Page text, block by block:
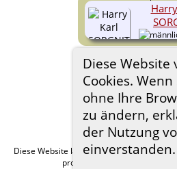
Diese Website
Cookies.
ohne Ihre
zu ändern,
der Nutzung
einverstanden.
1960)
Diese Website läuft mitThe Next Generation
programmiert von Darrin